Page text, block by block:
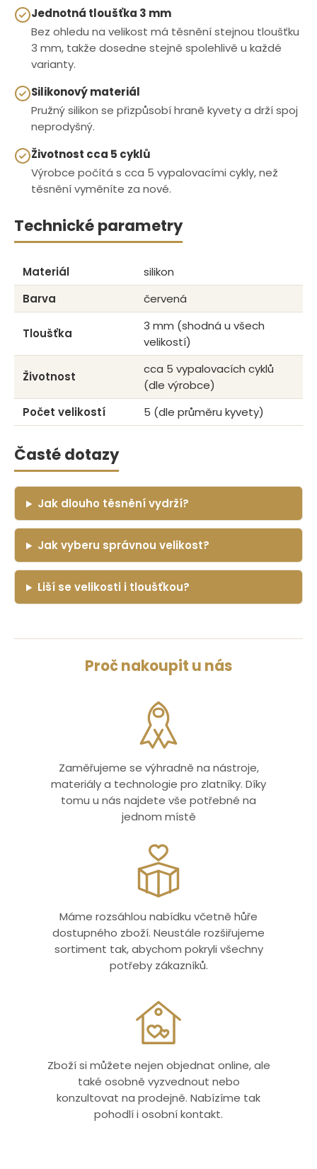
Jednotná tloušťka 3 mm
Bez ohledu na velikost má těsnění stejnou tloušťku
3 mm, takže dosedne stejně spolehlivě u každé
varianty.
Silikonový materiál
Pružný silikon se přizpůsobí hraně kyvety a drží spoj
neprodyšný.
Životnost cca 5 cyklů
Výrobce počítá s cca 5 vypalovacími cykly, než
těsnění vyměníte za nové.
Technické parametry
Materiál
silikon
Barva
červená
Tloušťka
3 mm (shodná u všech
velikostí)
Životnost
cca 5 vypalovacích cyklů
(dle výrobce)
Počet velikostí
5 (dle průměru kyvety)
Časté dotazy
Jak dlouho těsnění vydrží?
Jak vyberu správnou velikost?
Liší se velikosti i tloušťkou?
Proč nakoupit u nás
Zaměřujeme se výhradně na nástroje,
materiály a technologie pro zlatníky. Díky
tomu u nás najdete vše potřebné na
jednom místě
Máme rozsáhlou nabídku včetně hůře
dostupného zboží. Neustále rozšiřujeme
sortiment tak, abychom pokryli všechny
potřeby zákazníků.
Zboží si můžete nejen objednat online, ale
také osobně vyzvednout nebo
konzultovat na prodejně. Nabízíme tak
pohodlí i osobní kontakt.